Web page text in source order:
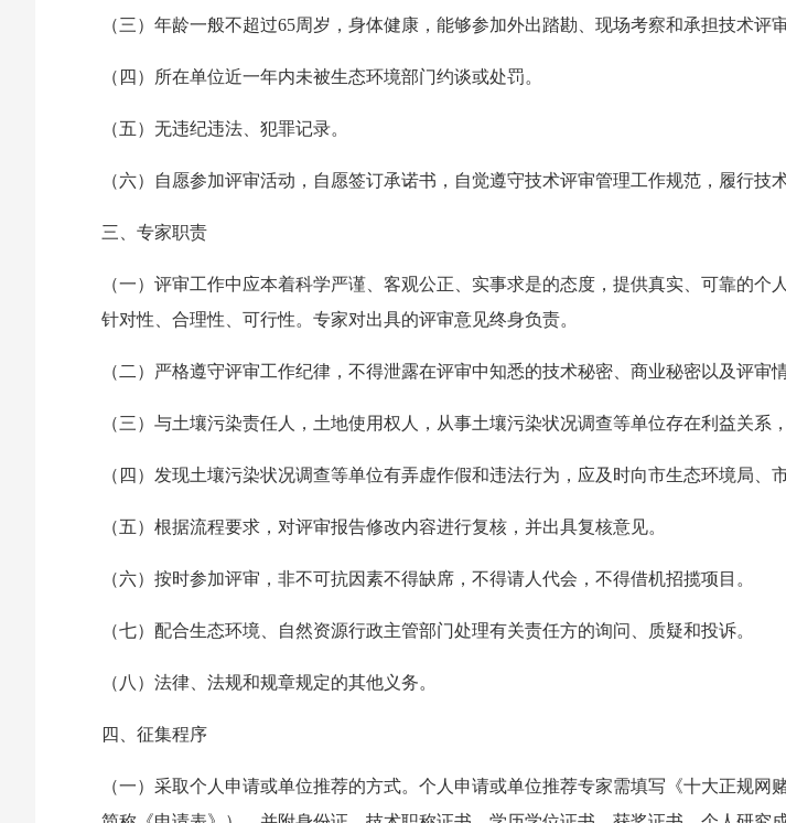
（三）年龄一般不超过65周岁，身体健康，能够参加外出踏勘、现场考察和承担技术评
（四）所在单位近一年内未被生态环境部门约谈或处罚。
（五）无违纪违法、犯罪记录。
（六）自愿参加评审活动，自愿签订承诺书，自觉遵守技术评审管理工作规范，履行技
三、专家职责
（一）评审工作中应本着科学严谨、客观公正、实事求是的态度，提供真实、可靠的
针对性、合理性、可行性。专家对出具的评审意见终身负责。
（二）严格遵守评审工作纪律，不得泄露在评审中知悉的技术秘密、商业秘密以及评审情
（三）与土壤污染责任人，土地使用权人，从事土壤污染状况调查等单位存在利益关系
（四）发现土壤污染状况调查等单位有弄虚作假和违法行为，应及时向市生态环境局、
（五）根据流程要求，对评审报告修改内容进行复核，并出具复核意见。
（六）按时参加评审，非不可抗因素不得缺席，不得请人代会，不得借机招揽项目。
（七）配合生态环境、自然资源行政主管部门处理有关责任方的询问、质疑和投诉。
（八）法律、法规和规章规定的其他义务。
四、征集程序
（一）采取个人申请或单位推荐的方式。个人申请或单位推荐专家需填写《十大正规